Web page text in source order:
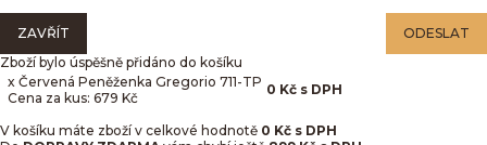
ZAVŘÍT
ODESLAT
Zboží bylo úspěšně přidáno do košíku
x Červená Peněženka Gregorio 711-TP
Cena za kus: 679 Kč
0 Kč s DPH
V košíku máte zboží v celkové hodnotě 0 Kč s DPH